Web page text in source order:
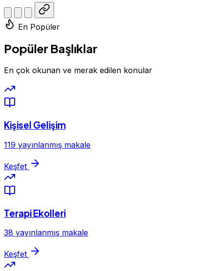
En Popüler
Popüler Başlıklar
En çok okunan ve merak edilen konular
Kişisel Gelişim
119 yayınlanmış makale
Keşfet
Terapi Ekolleri
38 yayınlanmış makale
Keşfet